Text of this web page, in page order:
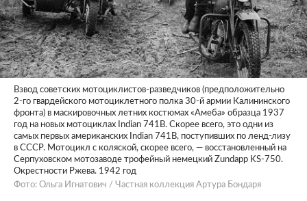
Взвод советских мотоциклистов-разведчиков (предположительно
2-го гвардейского мотоциклетного полка 30-й армии Калининского
фронта) в маскировочных летних костюмах «Амеба» образца 1937
год на новых мотоциклах Indian 741B. Скорее всего, это одни из
самых первых американских Indian 741B, поступивших по ленд-лизу
в СССР. Мотоцикл с коляской, скорее всего, — восстановленный на
Серпуховском мотозаводе трофейный немецкий Zundapp KS-750.
Окрестности Ржева. 1942 год
Фото: Ольга Игнатович / Частная коллекция Артура Бондаря